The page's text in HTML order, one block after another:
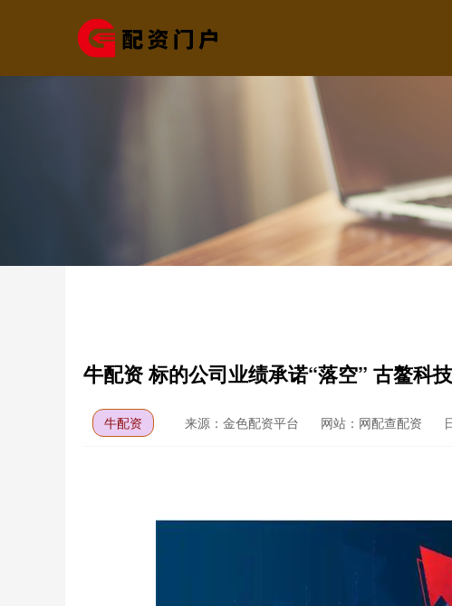
牛配资 标的公司业绩承诺“落空” 古鳌科
牛配资 来源：金色配资平台 网站：网配查配资